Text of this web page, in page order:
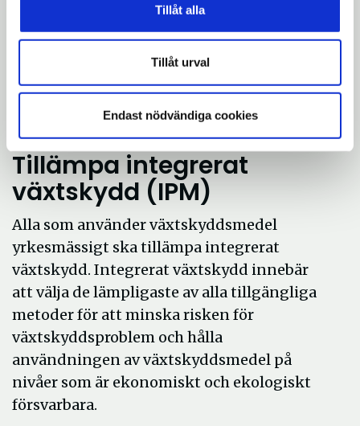
Tillåt alla
Tillåt urval
Endast nödvändiga cookies
Vid all bekämpning ska det finnas ett
skyddsavstånd mellan det bekämpade
objektet och det som kan ta skada av
bekämpningsmedlet. De skyddsavstånd
dokumenteras i sprutjournalen.
Tillämpa integrerat
växtskydd (IPM)
Alla som använder växtskyddsmedel
yrkesmässigt ska tillämpa integrerat
växtskydd. Integrerat växtskydd innebär
att välja de lämpligaste av alla tillgängliga
metoder för att minska risken för
växtskyddsproblem och hålla
användningen av växtskyddsmedel på
nivåer som är ekonomiskt och ekologiskt
försvarbara.